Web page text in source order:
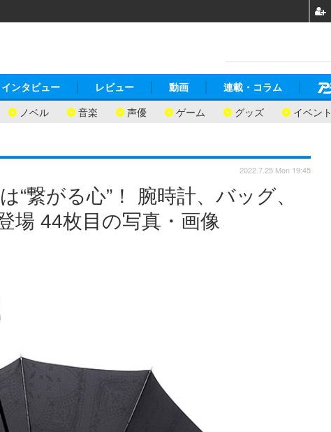
ノベル 音楽 声優 ゲーム グッズ イベント
インタビュー レビュー 動画 連載・コラム
“繋がる心”！ 腕時計、バッグ、
場 44枚目の写真・画像
2022.7.25 Mon 19:45